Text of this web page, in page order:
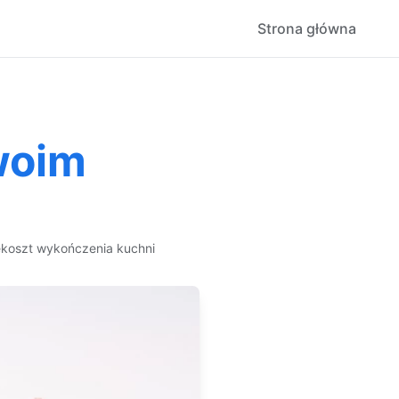
Strona główna
koszt wykończenia kuchni